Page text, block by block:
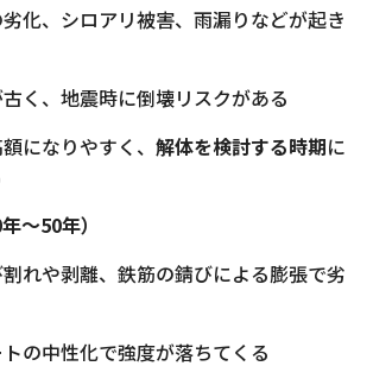
化、シロアリ被害、雨漏りなどが起き
く、地震時に倒壊リスクがある
になりやすく、 解体を検討する時期に
〜50年）
れや剥離、鉄筋の錆びによる膨張で劣
の中性化で強度が落ちてくる